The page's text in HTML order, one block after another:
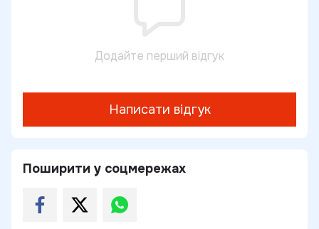
Додайте перший відгук
Написати відгук
Поширити у соцмережах